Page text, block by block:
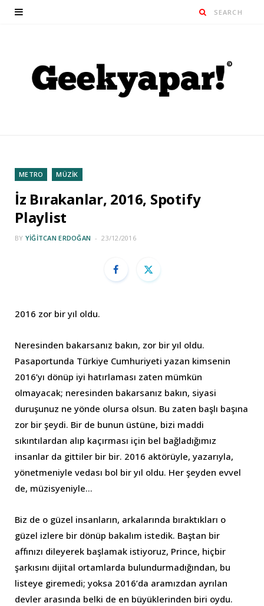
METRO MÜZİK
İz Bırakanlar, 2016, Spotify
Playlist
BY YIĞITCAN ERDOĞAN 23/12/2016
2016 zor bir yıl oldu.
Neresinden bakarsanız bakın, zor bir yıl oldu.
Pasaportunda Türkiye Cumhuriyeti yazan kimsenin
2016’yı dönüp iyi hatırlaması zaten mümkün
olmayacak; neresinden bakarsanız bakın, siyasi
duruşunuz ne yönde olursa olsun. Bu zaten başlı başına
zor bir şeydi. Bir de bunun üstüne, bizi maddi
sıkıntılardan alıp kaçırması için bel bağladığımız
insanlar da gittiler bir bir. 2016 aktörüyle, yazarıyla,
yönetmeniyle vedası bol bir yıl oldu. Her şeyden evvel
de, müzisyeniyle…
Biz de o güzel insanların, arkalarında bıraktıkları o
güzel izlere bir dönüp bakalım istedik. Baştan bir
affınızı dileyerek başlamak istiyoruz, Prince, hiçbir
şarkısını dijital ortamlarda bulundurmadığından, bu
listeye giremedi; yoksa 2016’da aramızdan ayrılan
devler arasında belki de en büyüklerinden biri oydu.